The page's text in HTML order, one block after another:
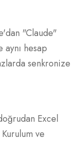
"Claude"
aynı hesap
senkronize
Excel
ve